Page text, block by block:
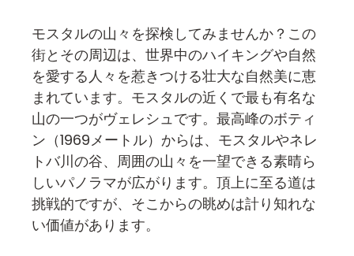
モスタルの山々を探検してみませんか？この
街とその周辺は、世界中のハイキングや自然
を愛する人々を惹きつける壮大な自然美に恵
まれています。モスタルの近くで最も有名な
山の一つがヴェレシュです。最高峰のボティ
ン（1969メートル）からは、モスタルやネレ
トバ川の谷、周囲の山々を一望できる素晴ら
しいパノラマが広がります。頂上に至る道は
挑戦的ですが、そこからの眺めは計り知れな
い価値があります。